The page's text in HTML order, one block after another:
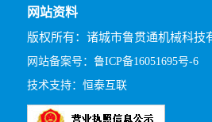
网站资料
版权所有：诸城市鲁贯通机械科技
网站备案号：鲁ICP备16051695号-6
技术支持：恒泰互联